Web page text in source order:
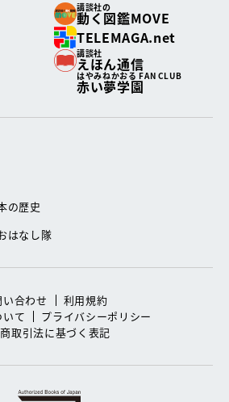
講談社の
動く図鑑MOVE
TELEMAGA.net
講談社
えほん通信
はやみねかおる FAN CLUB
赤い夢学園
の歴史
はなし隊
い合わせ
利用規約
て
プライバシーポリシー
取引法に基づく表記